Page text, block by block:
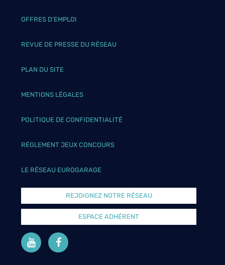
OFFRES D’EMPLOI
REVUE DE PRESSE DU RÉSEAU
PLAN DU SITE
MENTIONS LÉGALES
POLITIQUE DE CONFIDENTIALITÉ
RÉGLEMENT JEUX CONCOURS
LE RÉSEAU EUROGARAGE
REJOIGNEZ NOTRE RÉSEAU
ESPACE ADHÉRENT